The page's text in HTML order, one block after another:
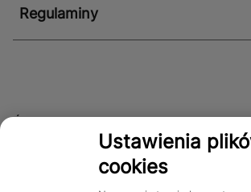
Regulaminy
Śledź nas!
Ustawienia
cookies